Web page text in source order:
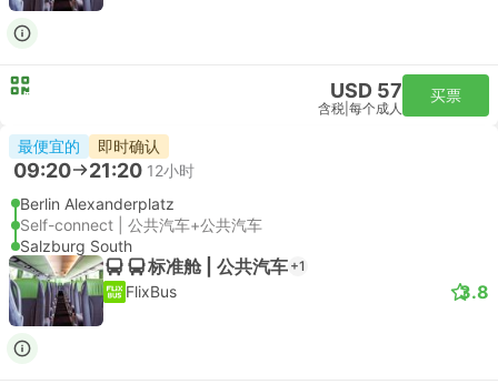
USD 57
含税 每个成人
买票
最便宜的 即时确认
09:20 21:20 12小时
Berlin Alexanderplatz
Self-connect | 公共汽车+公共汽车
Salzburg South
标准舱 | 公共汽车 +1
FlixBus 3.8